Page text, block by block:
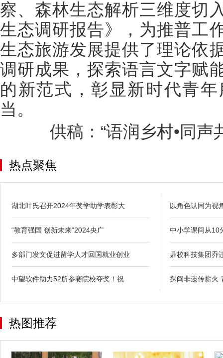
察、森林生态解析三维度切
生态调研报告》，为推普工
生态旅游发展提供了理论依
调研成果，探索语言文字赋
的新范式，彰显新时代青
当。
供稿：“语润乡村•同声
热点聚焦
湖北叶氏召开2024年奖学助学表彰大
“教育强国 创新未来”2024央广
多部门发文促进留学人才回国就业创业
中望软件助力52所参赛院校夺奖！祝
以角色认同为视
中小学课间从10
鼎校科技集团乔
探闽非遗传薪火
热图推荐